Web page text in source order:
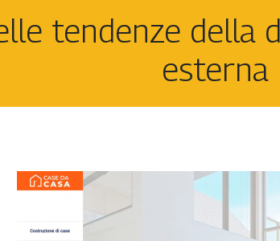
tendenze della
esterna